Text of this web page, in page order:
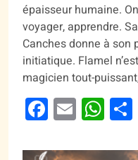
épaisseur humaine.
voyager, apprendre.
Canches donne à son
initiatique. Flamel
magicien tout-
Facebook
Email